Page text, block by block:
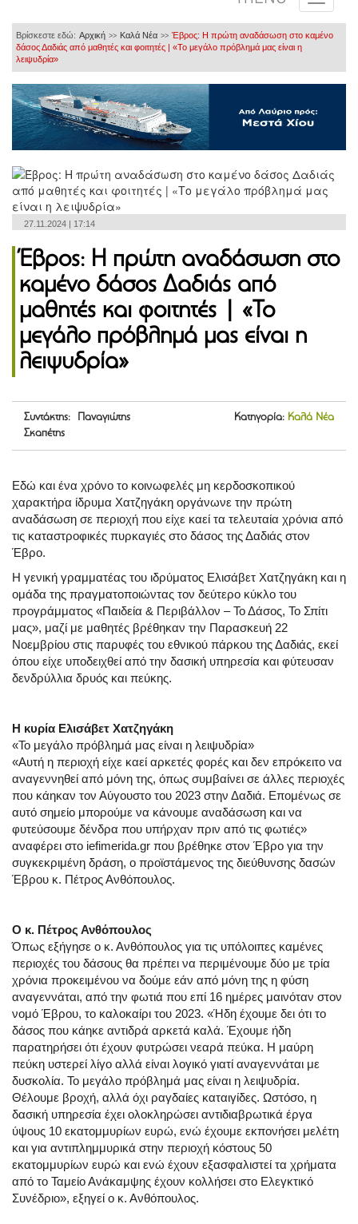
Βρίσκεστε εδώ: Αρχική >> Καλά Νέα >> Έβρος: Η πρώτη αναδάσωση στο καμένο
δάσος Δαδιάς από μαθητές και φοιτητές | «Το μεγάλο πρόβλημά μας είναι η
λειψυδρία»
27.11.2024 | 17:14
Έβρος: Η πρώτη αναδάσωση στο
καμένο δάσος Δαδιάς από
μαθητές και φοιτητές | «Το
μεγάλο πρόβλημά μας είναι η
λειψυδρία»
Συντάκτης: Παναγιώτης
Σκαπέτης
Κατηγορία: Καλά Νέα
Εδώ και ένα χρόνο το κοινωφελές μη κερδοσκοπικού
χαρακτήρα ίδρυμα Χατζηγάκη οργάνωνε την πρώτη
αναδάσωση σε περιοχή που είχε καεί τα τελευταία χρόνια από
τις καταστροφικές πυρκαγιές στο δάσος της Δαδιάς στον
Έβρο.
Η γενική γραμματέας του ιδρύματος Ελισάβετ Χατζηγάκη και η
ομάδα της πραγματοποιώντας τον δεύτερο κύκλο του
προγράμματος «Παιδεία & Περιβάλλον – Το Δάσος, Το Σπίτι
μας», μαζί με μαθητές βρέθηκαν την Παρασκευή 22
Νοεμβρίου στις παρυφές του εθνικού πάρκου της Δαδιάς, εκεί
όπου είχε υποδειχθεί από την δασική υπηρεσία και φύτευσαν
δενδρύλλια δρυός και πεύκης.
Η κυρία Ελισάβετ Χατζηγάκη
«Το μεγάλο πρόβλημά μας είναι η λειψυδρία»
«Αυτή η περιοχή είχε καεί αρκετές φορές και δεν επρόκειτο να
αναγεννηθεί από μόνη της, όπως συμβαίνει σε άλλες περιοχές
που κάηκαν τον Αύγουστο του 2023 στην Δαδιά. Επομένως σε
αυτό σημείο μπορούμε να κάνουμε αναδάσωση και να
φυτεύσουμε δένδρα που υπήρχαν πριν από τις φωτιές»
αναφέρει στο iefimerida.gr που βρέθηκε στον Έβρο για την
συγκεκριμένη δράση, ο προϊστάμενος της διεύθυνσης δασών
Έβρου κ. Πέτρος Ανθόπουλος.
O κ. Πέτρος Ανθόπουλος
Όπως εξήγησε ο κ. Ανθόπουλος για τις υπόλοιπες καμένες
περιοχές του δάσους θα πρέπει να περιμένουμε δύο με τρία
χρόνια προκειμένου να δούμε εάν από μόνη της η φύση
αναγεννάται, από την φωτιά που επί 16 ημέρες μαινόταν στον
νομό Έβρου, το καλοκαίρι του 2023. «Ήδη έχουμε δει ότι το
δάσος που κάηκε αντιδρά αρκετά καλά. Έχουμε ήδη
παρατηρήσει ότι έχουν φυτρώσει νεαρά πεύκα. Η μαύρη
πεύκη υστερεί λίγο αλλά είναι λογικό γιατί αναγεννάται με
δυσκολία. Το μεγάλο πρόβλημά μας είναι η λειψυδρία.
Θέλουμε βροχή, αλλά όχι ραγδαίες καταιγίδες. Ωστόσο, η
δασική υπηρεσία έχει ολοκληρώσει αντιδιαβρωτικά έργα
ύψους 10 εκατομμυρίων ευρώ, ενώ έχουμε εκπονήσει μελέτη
και για αντιπλημμυρικά στην περιοχή κόστους 50
εκατομμυρίων ευρώ και ενώ έχουν εξασφαλιστεί τα χρήματα
από το Ταμείο Ανάκαμψης έχουν κολλήσει στο Ελεγκτικό
Συνέδριο», εξηγεί ο κ. Ανθόπουλος.